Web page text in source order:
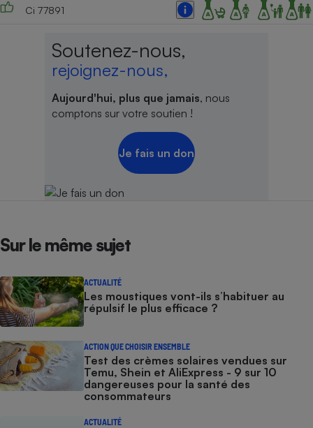
Ci 77891
Soutenez-nous,
rejoignez-nous,
Aujourd'hui, plus que jamais, nous
comptons sur votre soutien !
Je fais un don
Sur le même sujet
ACTUALITÉ
Les moustiques vont-ils s’habituer au
répulsif le plus efficace ?
ACTION QUE CHOISIR ENSEMBLE
Test des crèmes solaires vendues sur
Temu, Shein et AliExpress - 9 sur 10
dangereuses pour la santé des
consommateurs
ACTUALITÉ